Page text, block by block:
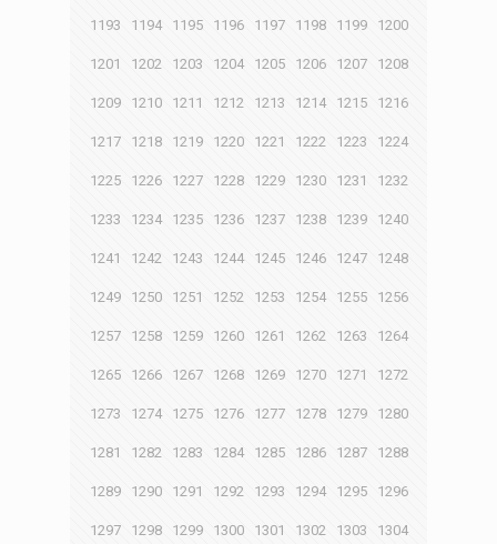
1193 1194 1195 1196 1197 1198 1199 1200
1201 1202 1203 1204 1205 1206 1207 1208
1209 1210 1211 1212 1213 1214 1215 1216
1217 1218 1219 1220 1221 1222 1223 1224
1225 1226 1227 1228 1229 1230 1231 1232
1233 1234 1235 1236 1237 1238 1239 1240
1241 1242 1243 1244 1245 1246 1247 1248
1249 1250 1251 1252 1253 1254 1255 1256
1257 1258 1259 1260 1261 1262 1263 1264
1265 1266 1267 1268 1269 1270 1271 1272
1273 1274 1275 1276 1277 1278 1279 1280
1281 1282 1283 1284 1285 1286 1287 1288
1289 1290 1291 1292 1293 1294 1295 1296
1297 1298 1299 1300 1301 1302 1303 1304